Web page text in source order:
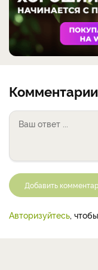
Добавить
Авторизуйтесь ,